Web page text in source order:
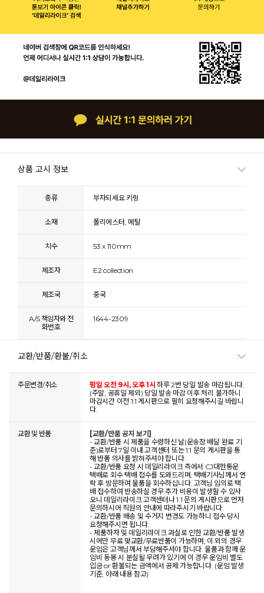
상품 고시 정보
종류 부자되세요 키링
소재 폴리에스터, 메탈
치수 53 x 110mm
제조자 E2 collection
제조국 중국
A/S 책임자와 전
화번호
1644-2309
교환/반품/환불/취소
주문변경/취소 평일 오전 9시, 오후 1시하루 2번 당일 발송 마감됩니다.
(주말, 공휴일 제외) 당일 발송 마감 이후 처리 불가하니
마감시간 이전 1:1 게시판으로 필히 요청해주시길 바랍니
다.
교환 및 반품
[교환/반품 공지 보기]
- 교환/반품 시 제품을 수령하신 날(운송장 배달 완료 기
준)로부터 7일 이내 고객센터 또는 1:1 문의 게시판을 통
해 반품 의사를 밝혀주셔야 합니다.
- 교환/반품 요청 시 데일리라이크 측에서 CJ대한통운
택배로 회수 택배 접수를 도와드리며, 택배기사님께서 연
락 후 방문하여 물품을 회수하십니다. 고객님 임의로 택
배 접수하여 반송하실 경우 추가 비용이 발생할 수 있사
오니 데일리라이크 고객센터나 1:1 문의 게시판으로 먼저
문의하시어 직원의 안내에 따라주시기 바랍니다.
- 교환/반품 배송 및 수거지 변경도 가능하니 접수 당시
요청해주시면 됩니다.
- 제품하자 및 데일리라이크 과실로 인한 교환/반품 발생
시에만 무료 맞교환/무료반품이 가능하며, 이 외의 경우
운임은 고객님께서 부담해주셔야 합니다. 물품과 함께 운
임비 동봉 시 분실될 우려가 있기에 이 경우 운임비 별도
입금 or 환불되는 금액에서 공제 가능합니다. (운임 발생
기준, 아래 내용 참고)